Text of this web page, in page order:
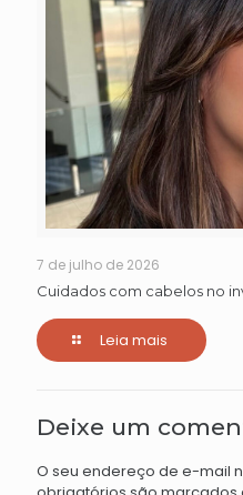
7 de julho de 2026
Cuidados com cabelos no
Leia mais
Deixe um
O seu endereço de e-mail